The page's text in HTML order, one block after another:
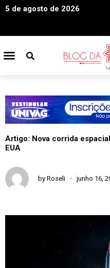
5 de agosto de 2026
Artigo: Nova corrida
EUA
by Roseli junho 16,